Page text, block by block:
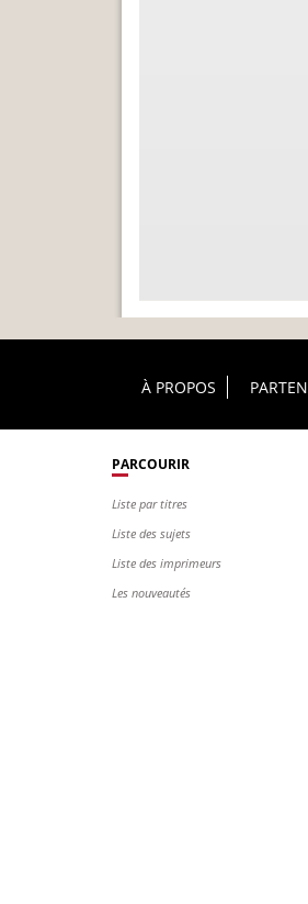
Footer
À PROPOS
PARCOURIR
Liste par titres
Liste des sujets
Liste des imprimeurs
Les nouveautés